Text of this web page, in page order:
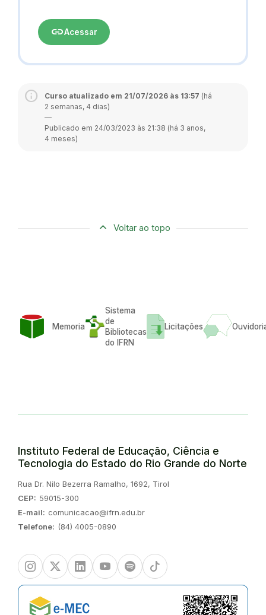
linkAcessar
Curso atualizado em 21/07/2026 às 13:57 (há
2 semanas, 4 dias)
—
Publicado em 24/03/2023 às 21:38 (há 3 anos,
4 meses)
Voltar ao topo
Memoria
Sistema
de
Bibliotecas
do IFRN
Licitações
Instituto Federal de Educação, Ciência e
Tecnologia do Estado do Rio Grande do Norte
Endereço:
Rua Dr. Nilo Bezerra Ramalho, 1692, Tirol
CEP: 59015-300
E-mail: comunicacao@ifrn.edu.br
Telefone: (84) 4005-0890
InstagramTwitter/XLinkedinYoutubeSpotify TikTok